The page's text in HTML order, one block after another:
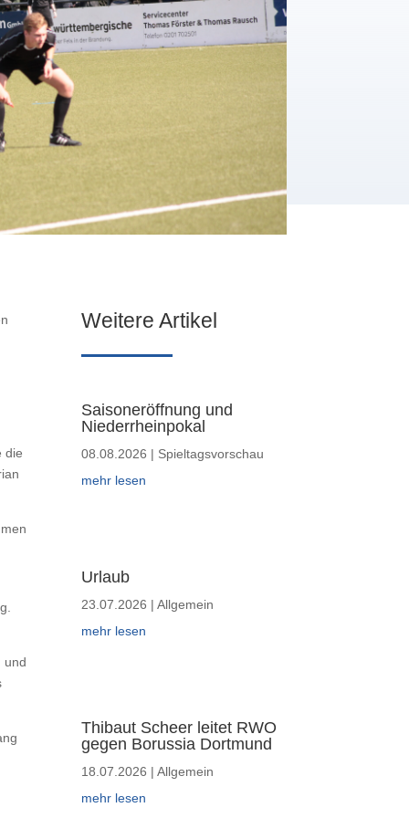
die
und
Weitere Artikel
Saisoneröffnung und
Niederrheinpokal
08.08.2026 | Spieltagsvorschau
mehr lesen
Urlaub
23.07.2026 |Allgemein
mehr lesen
Thibaut Scheer leitet RWO
gegen Borussia Dortmund
18.07.2026 |Allgemein
mehr lesen